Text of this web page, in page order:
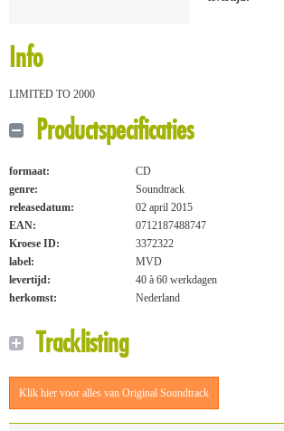
Info
LIMITED TO 2000
Productspecificaties
formaat:
CD
genre:
Soundtrack
releasedatum:
02 april 2015
EAN:
0712187488747
Kroese ID:
3372322
label:
MVD
levertijd:
40 à 60 werkdagen
herkomst:
Nederland
Tracklisting
Klik hier voor alles van Original Soundtrack